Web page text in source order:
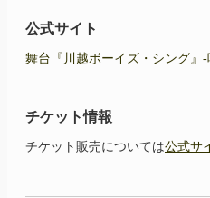
公式サイト
舞台『川越ボーイズ・シング』
チケット情報
チケット販売については公式サ